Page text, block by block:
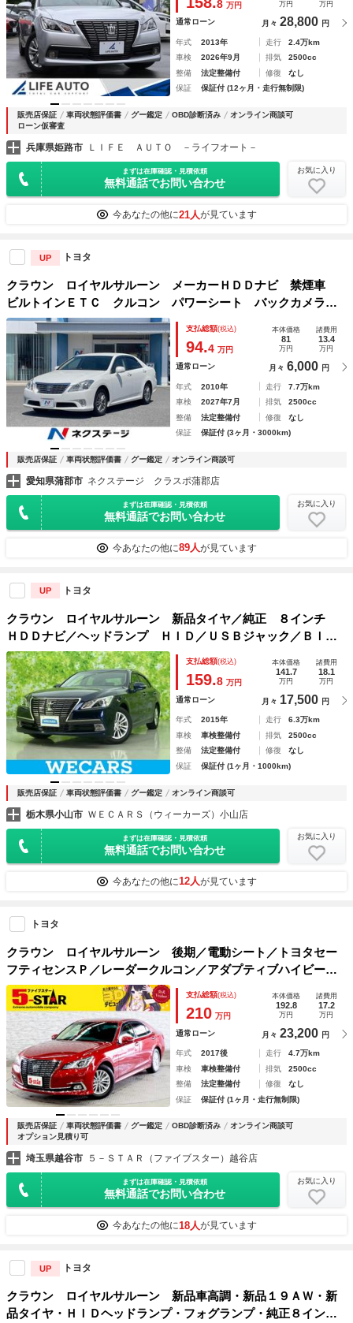
ソナー 8 万円 万円 万円
通常ローン 月々 28,800 円
年式 2013年 走行
2.4万km
車検
2026年9月 排気
2500cc
整備
法定整備付 修復
なし
保証
保証付 (12ヶ月・走行無制限)
販売店保証 車両状態評価書 グー鑑定 OBD診断済み
オンライン商談可
ローン仮審査
兵庫県姫路市 ＬＩＦＥ ＡＵＴＯ －ライフオート－
まずは在庫確認・見積依頼
無料通話でお問い合わせ
お気に入り
今あなたの他に21人が見ています
UP トヨタ
クラウン ロイヤルサルーン メーカーＨＤＤナビ 禁煙車
ビルトインＥＴＣ クルコン パワーシート バックカメラ
純正１６インチアルミ ＨＩＤヘッドライト スマートキー
オートライト オートエアコン ＣＤ ＤＶＤ再生 フルセグ
支払総額(税込)
94.4 万円
本体価格
81
万円
諸費用
13.4
万円
通常ローン 月々 6,000 円
年式 2010年 走行
7.7万km
車検
2027年7月 排気
2500cc
整備
法定整備付 修復
なし
保証
保証付 (3ヶ月・3000km)
販売店保証 車両状態評価書 グー鑑定 オンライン商談可
愛知県蒲郡市 ネクステージ クラスポ蒲郡店
まずは在庫確認・見積依頼
無料通話でお問い合わせ
お気に入り
今あなたの他に89人が見ています
UP トヨタ
クラウン ロイヤルサルーン 新品タイヤ／純正 ８インチ
ＨＤＤナビ／ヘッドランプ ＨＩＤ／ＵＳＢジャック／Ｂｌｕ
ｅｔｏｏｔｈ接続／ＥＴＣ／ＥＢＤ付ＡＢＳ／横滑り防止装置
／クルーズコントロール／バックモニター／フルセグＴＶ
支払総額(税込)
159.8 万円
本体価格
141.7
万円
諸費用
18.1
万円
通常ローン 月々 17,500 円
年式 2015年 走行
6.3万km
車検
車検整備付 排気
2500cc
整備
法定整備付 修復
なし
保証
保証付 (1ヶ月・1000km)
販売店保証 車両状態評価書 グー鑑定 オンライン商談可
栃木県小山市 ＷＥＣＡＲＳ（ウィーカーズ）小山店
まずは在庫確認・見積依頼
無料通話でお問い合わせ
お気に入り
今あなたの他に12人が見ています
トヨタ
クラウン ロイヤルサルーン 後期／電動シート／トヨタセー
フティセンスＰ／レーダークルコン／アダプティブハイビーム
／ＥＴＣ／横滑り防止装置／純正ナビ／Ｂｌｕｅｔｏｏｔｈ／
バックカメラ／地デジ／ＬＥＤオートライト／純正ＡＷ
支払総額(税込)
210 万円
本体価格
192.8
万円
諸費用
17.2
万円
通常ローン 月々 23,200 円
年式 2017後 走行
4.7万km
車検
車検整備付 排気
2500cc
整備
法定整備付 修復
なし
保証
保証付 (1ヶ月・走行無制限)
販売店保証 車両状態評価書 グー鑑定 OBD診断済み
オンライン商談可
オプション見積り可
埼玉県越谷市 ５－ＳＴＡＲ（ファイブスター）越谷店
まずは在庫確認・見積依頼
無料通話でお問い合わせ
お気に入り
今あなたの他に18人が見ています
UP トヨタ
クラウン ロイヤルサルーン 新品車高調・新品１９ＡＷ・新
品タイヤ・ＨＩＤヘッドランプ・フォグランプ・純正８インチ